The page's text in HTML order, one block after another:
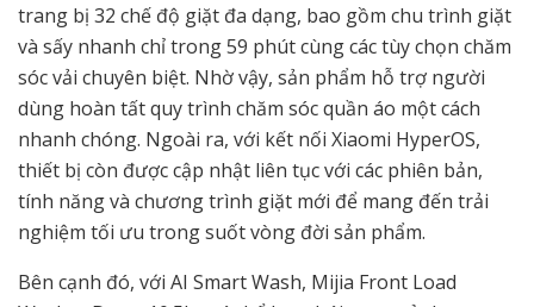
trang bị 32 chế độ giặt đa dạng, bao gồm chu trình giặt
và sấy nhanh chỉ trong 59 phút cùng các tùy chọn chăm
sóc vải chuyên biệt. Nhờ vậy, sản phẩm hỗ trợ người
dùng hoàn tất quy trình chăm sóc quần áo một cách
nhanh chóng. Ngoài ra, với kết nối Xiaomi HyperOS,
thiết bị còn được cập nhật liên tục với các phiên bản,
tính năng và chương trình giặt mới để mang đến trải
nghiệm tối ưu trong suốt vòng đời sản phẩm.
Bên cạnh đó, với AI Smart Wash, Mijia Front Load